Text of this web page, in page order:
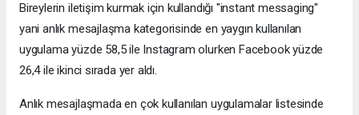
Bireylerin iletişim kurmak için kullandığı "instant messaging"
yani anlık mesajlaşma kategorisinde en yaygın kullanılan
uygulama yüzde 58,5 ile Instagram olurken Facebook yüzde
26,4 ile ikinci sırada yer aldı.
Anlık mesajlaşmada en çok kullanılan uygulamalar listesinde